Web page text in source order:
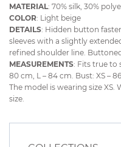
MATERIAL: 70% silk, 30%
COLOR: Light beige
DETAILS: Hidden button
sleeves with a slightly
refined shoulder line.
MEASUREMENTS: Fits true to
80 cm, L – 84 cm. Bust: XS –
The model is wearing size
size.